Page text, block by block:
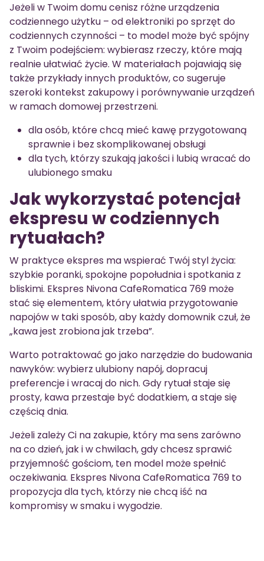
Jeżeli w Twoim domu cenisz różne urządzenia
codziennego użytku – od elektroniki po sprzęt do
codziennych czynności – to model może być spójny
z Twoim podejściem: wybierasz rzeczy, które mają
realnie ułatwiać życie. W materiałach pojawiają się
także przykłady innych produktów, co sugeruje
szeroki kontekst zakupowy i porównywanie urządzeń
w ramach domowej przestrzeni.
dla osób, które chcą mieć kawę przygotowaną
sprawnie i bez skomplikowanej obsługi
dla tych, którzy szukają jakości i lubią wracać do
ulubionego smaku
Jak wykorzystać potencjał
ekspresu w codziennych
rytuałach?
W praktyce ekspres ma wspierać Twój styl życia:
szybkie poranki, spokojne popołudnia i spotkania z
bliskimi. Ekspres Nivona CafeRomatica 769 może
stać się elementem, który ułatwia przygotowanie
napojów w taki sposób, aby każdy domownik czuł, że
„kawa jest zrobiona jak trzeba”.
Warto potraktować go jako narzędzie do budowania
nawyków: wybierz ulubiony napój, dopracuj
preferencje i wracaj do nich. Gdy rytuał staje się
prosty, kawa przestaje być dodatkiem, a staje się
częścią dnia.
Jeżeli zależy Ci na zakupie, który ma sens zarówno
na co dzień, jak i w chwilach, gdy chcesz sprawić
przyjemność gościom, ten model może spełnić
oczekiwania. Ekspres Nivona CafeRomatica 769 to
propozycja dla tych, którzy nie chcą iść na
kompromisy w smaku i wygodzie.